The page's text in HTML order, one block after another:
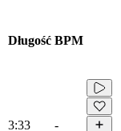
Długość BPM
3:33 -